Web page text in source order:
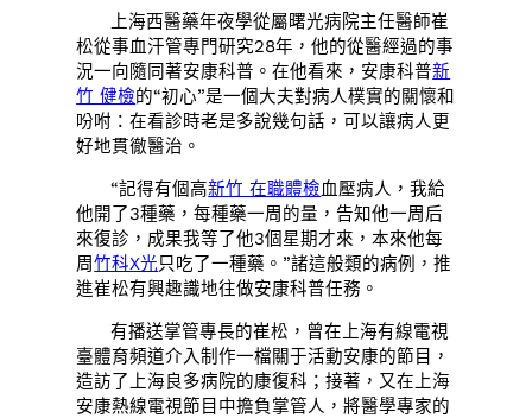
上海西醫藥年夜學從屬曙光病院主任醫師崔
松從事血汗管專門研究28年，他的從醫經過的事
況一向隨同著安康科普。在他看來，安康科普新
竹 健檢的“初心”是一個大夫對病人樸實的關懷和
吩咐：在看診時老是多說幾句話，可以讓病人更
好地貫徹醫治。
“記得有個高新竹 在職體檢血壓病人，我給
他開了3種藥，每種藥一周的量，告知他一周后
來復診，成果我等了他3個星期才來，本來他每
周竹科X光只吃了一種藥。”諸這般類的病例，推
進崔松有興趣識地往做安康科普任務。
有播送掌管專長的崔松，曾在上海有線電視
臺體育頻道介入制作一檔關于活動安康的節目，
造訪了上海良多病院的康復科；接著，又在上海
安康熱線電視節目中擔負掌管人，將醫學專家的